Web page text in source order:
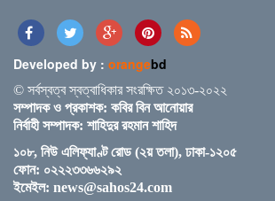
স্পিকারের সাথে মালয়েশিয়ার হাউজ অব
স্পিকারের বৈঠক
ছাত্র-ছাত্রীদের সুনাগরিক হিসেবে গড়ে
হোসেন রিমির
Developed by : orangebd
© সর্বস্বত্ব স্বত্বাধিকার সংরক্ষিত ২০১৩-২০২২
সম্পাদক ও প্রকাশক: কবির বিন আনোয়ার
নির্বাহী সম্পাদক: শাহিদুর রহমান শাহিদ
১০৮, নিউ এলিফ্যাণ্ট রোড (২য় তলা), ঢাকা-১২০৫
ফোন: ০২২২৩৩৬৬২৯২
ইমেইল: news@sahos24.com